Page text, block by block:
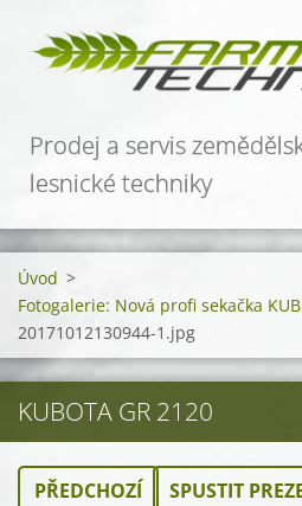
Prodej a servis
lesnické techniky
Úvod >
Fotogalerie: Nová profi sekačka
20171012130944-1.jpg
KUBOTA GR 2120
PŘEDCHOZÍ SPUSTIT